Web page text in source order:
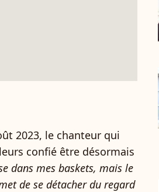
2023, le chanteur qui
confié être désormais
dans mes baskets, mais le
de se détacher du regard